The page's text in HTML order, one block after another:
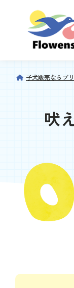
子犬販売ならブ
吠